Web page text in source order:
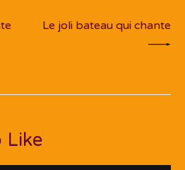
Le joli bateau qui chante
Like